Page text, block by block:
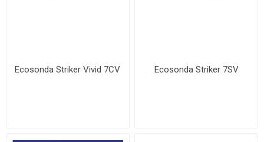
Ecosonda Striker Vivid 7CV Ecosonda Striker 7SV